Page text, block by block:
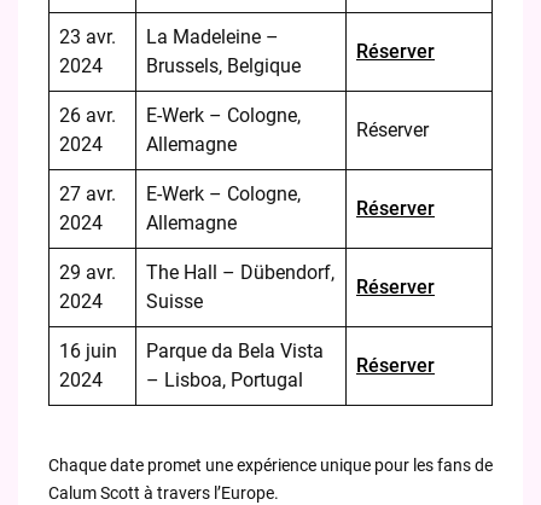
23 avr.
2024
La Madeleine –
Brussels, Belgique
Réserver
26 avr.
2024
E-Werk – Cologne,
Allemagne
Réserver
27 avr.
2024
E-Werk – Cologne,
Allemagne
Réserver
29 avr.
2024
The Hall – Dübendorf,
Suisse
Réserver
16 juin
2024
Parque da Bela Vista
– Lisboa, Portugal
Réserver
Chaque date promet une expérience unique pour les fans de
Calum Scott à travers l’Europe.